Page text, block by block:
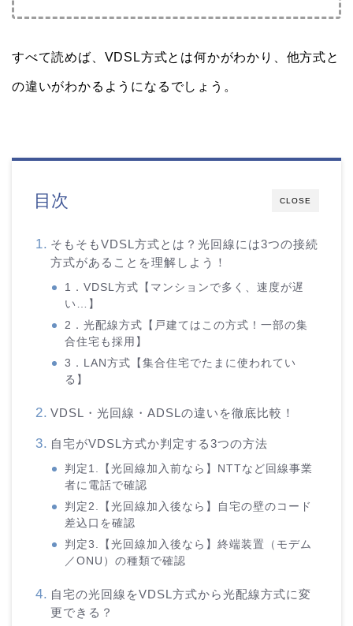
すべて読めば、VDSL方式とは何かがわかり、他方式と
の違いがわかるようになるでしょう。
CLOSE
目次
そもそもVDSL方式とは？光回線には3つの接続
方式があることを理解しよう！
1．VDSL方式【マンションで多く、速度が遅
い…】
2．光配線方式【戸建てはこの方式！一部の集
合住宅も採用】
3．LAN方式【集合住宅でたまに使われてい
る】
VDSL・光回線・ADSLの違いを徹底比較！
自宅がVDSL方式か判定する3つの方法
判定1.【光回線加入前なら】NTTなど回線事業
者に電話で確認
判定2.【光回線加入後なら】自宅の壁のコード
差込口を確認
判定3.【光回線加入後なら】終端装置（モデム
／ONU）の種類で確認
自宅の光回線をVDSL方式から光配線方式に変
更できる？